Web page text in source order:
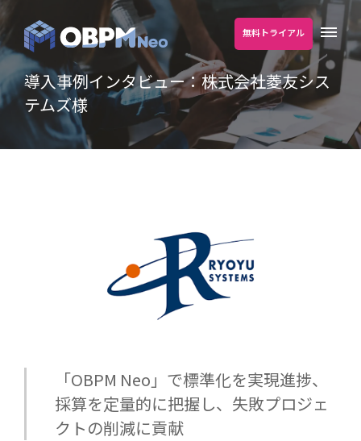
無料トライアル
導入事例インタビュー：株式会社菱友シス
テムズ様
「OBPM Neo」で標準化を実現進捗、
採算を定量的に把握し、失敗プロジェ
クトの削減に貢献